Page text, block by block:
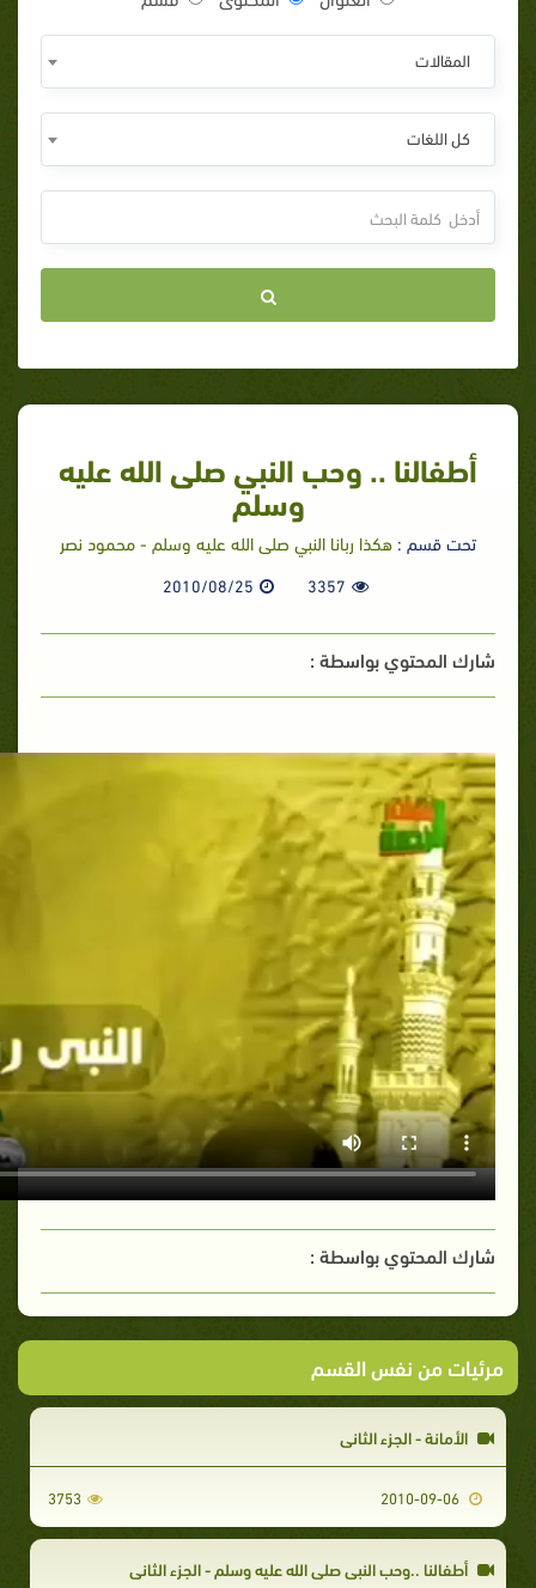
المقالات
كل اللغات
أطفالنا .. وحب النبي صلى الله عليه
وسلم
تحت قسم : هكذا ربانا النبي صلى الله عليه وسلم - محمود نصر
3357
2010/08/25
شارك المحتوي بواسطة :
شارك المحتوي بواسطة :
مرئيات من نفس القسم
الأمانة - الجزء الثاني
3753
أطفالنا ..وحب النبي صلى الله عليه وسلم - الجزء الثاني